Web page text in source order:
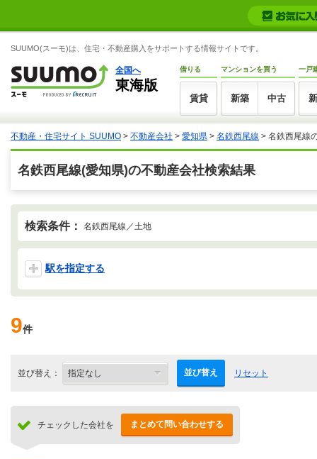
SUUMO(スーモ)は、住宅・不動産購入をサポートする情報サイトです。
全国へ
東海版
借りる
賃貸
マンションを買う
新築 中古
一戸
不動産・住宅サイト SUUMO > 不動産会社 > 愛知県 > 名鉄西尾線 > 名鉄西尾線
名鉄西尾線(愛知県)の不動産会社検索結果
検索条件： 名鉄西尾線／土地
駅を指定する
9件
並び替え： 並び替え リセット
チェックした会社を まとめて問い合わせする